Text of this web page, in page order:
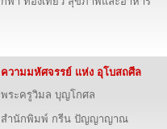
ความมหัศจรรย์ แห่ง อุโบสถศีล
พระครูวิมล บุญโกศล
สำนักพิมพ์ กรีน ปัญญาญาณ